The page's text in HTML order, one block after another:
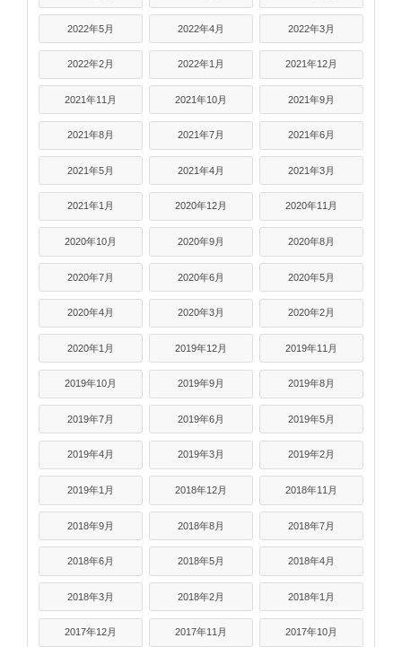
2022年5月 2022年4月 2022年3月
2022年2月 2022年1月 2021年12月
2021年11月 2021年10月 2021年9月
2021年8月 2021年7月 2021年6月
2021年5月 2021年4月 2021年3月
2021年1月 2020年12月 2020年11月
2020年10月 2020年9月 2020年8月
2020年7月 2020年6月 2020年5月
2020年4月 2020年3月 2020年2月
2020年1月 2019年12月 2019年11月
2019年10月 2019年9月 2019年8月
2019年7月 2019年6月 2019年5月
2019年4月 2019年3月 2019年2月
2019年1月 2018年12月 2018年11月
2018年9月 2018年8月 2018年7月
2018年6月 2018年5月 2018年4月
2018年3月 2018年2月 2018年1月
2017年12月 2017年11月 2017年10月